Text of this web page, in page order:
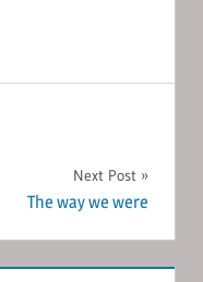
Next Post
The way we were